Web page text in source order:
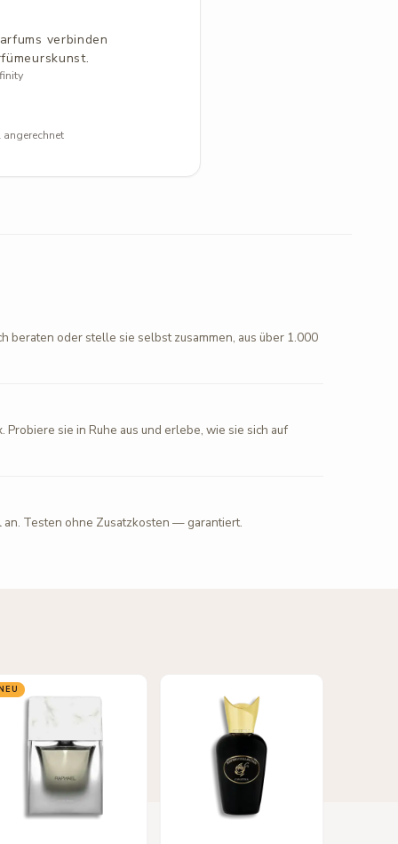
verbinden
beraten oder stelle sie selbst zusammen, aus über 1.000
Probiere sie in Ruhe aus und erlebe, wie sie sich auf
Testen ohne Zusatzkosten — garantiert.